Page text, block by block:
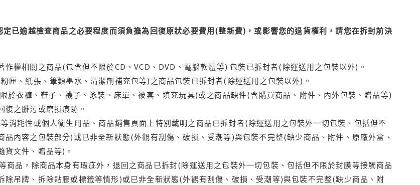
已逾越檢查商品之必要程度而須負擔為回復原狀必要費用(整新費)，或影響您的退貨權利，請您在拆封前決
作權相關之商品(包含但不限於CD、VCD、DVD、電腦軟體等) 包裝已拆封者(除運送用之包裝以外)。
匣、紙張、筆類墨水、清潔劑補充包等)之商品包裝已拆封者(除運送用之包裝以外)。
於衣褲、鞋子、襪子、泳裝、床單、被套、填充玩具)或之商品缺件(含購買商品、附件、內外包裝、贈品等)
復之髒污或磨損痕跡。
消耗性或個人衛生用品、商品銷售頁面上特別載明之商品已拆封者(除運送用之包裝外一切包裝、包括但不
品內容之包裝部分)或已非全新狀態(外觀有刮傷、破損、受潮等)與包裝不完整(缺少商品、附件、原廠外盒、
貨文件、贈品等)。
商品，除商品本身有瑕疵外，退回之商品已拆封(除運送用之包裝外一切包裝、包括但不限於封膜等接觸商品
除吊牌、拆除貼膠或標籤等情形)或已非全新狀態(外觀有刮傷、破損、受潮等)與包裝不完整(缺少商品、附